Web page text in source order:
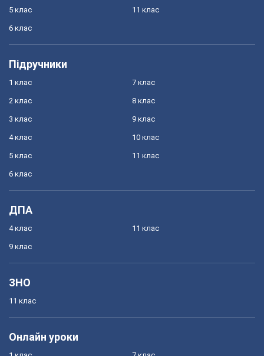
5 клас
6 клас
11 клас
Підручники
1 клас
2 клас
3 клас
4 клас
5 клас
6 клас
7 клас
8 клас
9 клас
10 клас
11 клас
ДПА
4 клас
9 клас
11 клас
ЗНО
11 клас
Онлайн уроки